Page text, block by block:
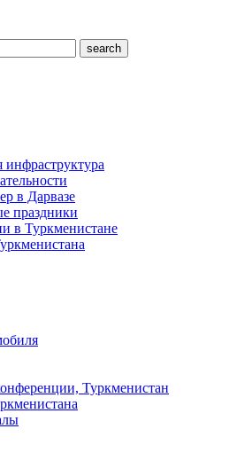
инфраструктура
в Дарвазе
праздники
в Туркменистане
Туркменистан